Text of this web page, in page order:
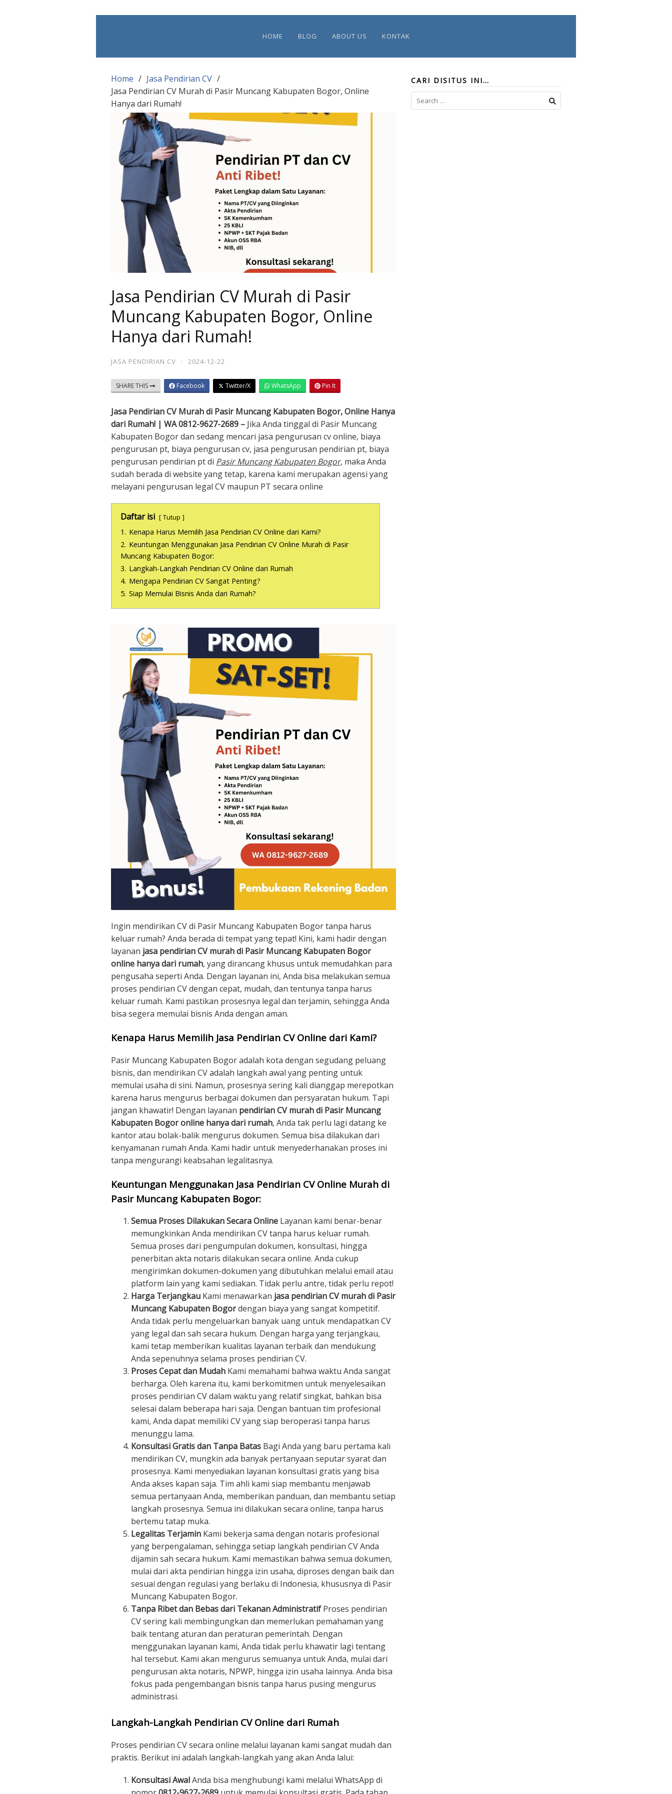
HOME BLOG ABOUT US KONTAK
Home
Jasa Pendirian CV
Jasa Pendirian CV Murah di Pasir Muncang Kabupaten Bogor, Online
Hanya dari Rumah!
Jasa Pendirian CV Murah di Pasir
Muncang Kabupaten Bogor, Online
Hanya dari Rumah!
JASA PENDIRIAN CV · 2024-12-22
SHARE THIS Facebook Twitter/X WhatsApp Pin It
Jasa Pendirian CV Murah di Pasir Muncang Kabupaten Bogor, Online Hanya
dari Rumah! | WA 0812-9627-2689 – Jika Anda tinggal di Pasir Muncang
Kabupaten Bogor dan sedang mencari jasa pengurusan cv online, biaya
pengurusan pt, biaya pengurusan cv, jasa pengurusan pendirian pt, biaya
pengurusan pendirian pt di Pasir Muncang Kabupaten Bogor, maka Anda
sudah berada di website yang tetap, karena kami merupakan agensi yang
melayani pengurusan legal CV maupun PT secara online
Daftar isi Tutup
1. Kenapa Harus Memilih Jasa Pendirian CV Online dari Kami?
2. Keuntungan Menggunakan Jasa Pendirian CV Online Murah di Pasir
Muncang Kabupaten Bogor:
3. Langkah-Langkah Pendirian CV Online dari Rumah
4. Mengapa Pendirian CV Sangat Penting?
5. Siap Memulai Bisnis Anda dari Rumah?
Ingin mendirikan CV di Pasir Muncang Kabupaten Bogor tanpa harus
keluar rumah? Anda berada di tempat yang tepat! Kini, kami hadir dengan
layanan jasa pendirian CV murah di Pasir Muncang Kabupaten Bogor
online hanya dari rumah, yang dirancang khusus untuk memudahkan para
pengusaha seperti Anda. Dengan layanan ini, Anda bisa melakukan semua
proses pendirian CV dengan cepat, mudah, dan tentunya tanpa harus
keluar rumah. Kami pastikan prosesnya legal dan terjamin, sehingga Anda
bisa segera memulai bisnis Anda dengan aman.
Kenapa Harus Memilih Jasa Pendirian CV Online dari Kami?
Pasir Muncang Kabupaten Bogor adalah kota dengan segudang peluang
bisnis, dan mendirikan CV adalah langkah awal yang penting untuk
memulai usaha di sini. Namun, prosesnya sering kali dianggap merepotkan
karena harus mengurus berbagai dokumen dan persyaratan hukum. Tapi
jangan khawatir! Dengan layanan pendirian CV murah di Pasir Muncang
Kabupaten Bogor online hanya dari rumah, Anda tak perlu lagi datang ke
kantor atau bolak-balik mengurus dokumen. Semua bisa dilakukan dari
kenyamanan rumah Anda. Kami hadir untuk menyederhanakan proses ini
tanpa mengurangi keabsahan legalitasnya.
Keuntungan Menggunakan Jasa Pendirian CV Online Murah di
Pasir Muncang Kabupaten Bogor:
Semua Proses Dilakukan Secara Online Layanan kami benar-benar
memungkinkan Anda mendirikan CV tanpa harus keluar rumah.
Semua proses dari pengumpulan dokumen, konsultasi, hingga
penerbitan akta notaris dilakukan secara online. Anda cukup
mengirimkan dokumen-dokumen yang dibutuhkan melalui email atau
platform lain yang kami sediakan. Tidak perlu antre, tidak perlu repot!
Harga Terjangkau Kami menawarkan jasa pendirian CV murah di Pasir
Muncang Kabupaten Bogordengan biaya yang sangat kompetitif.
Anda tidak perlu mengeluarkan banyak uang untuk mendapatkan CV
yang legal dan sah secara hukum. Dengan harga yang terjangkau,
kami tetap memberikan kualitas layanan terbaik dan mendukung
Anda sepenuhnya selama proses pendirian CV.
Proses Cepat dan Mudah Kami memahami bahwa waktu Anda sangat
berharga. Oleh karena itu, kami berkomitmen untuk menyelesaikan
proses pendirian CV dalam waktu yang relatif singkat, bahkan bisa
selesai dalam beberapa hari saja. Dengan bantuan tim profesional
kami, Anda dapat memiliki CV yang siap beroperasi tanpa harus
menunggu lama.
Konsultasi Gratis dan Tanpa Batas Bagi Anda yang baru pertama kali
mendirikan CV, mungkin ada banyak pertanyaan seputar syarat dan
prosesnya. Kami menyediakan layanan konsultasi gratis yang bisa
Anda akses kapan saja. Tim ahli kami siap membantu menjawab
semua pertanyaan Anda, memberikan panduan, dan membantu setiap
langkah prosesnya. Semua ini dilakukan secara online, tanpa harus
bertemu tatap muka.
Legalitas Terjamin Kami bekerja sama dengan notaris profesional
yang berpengalaman, sehingga setiap langkah pendirian CV Anda
dijamin sah secara hukum. Kami memastikan bahwa semua dokumen,
mulai dari akta pendirian hingga izin usaha, diproses dengan baik dan
sesuai dengan regulasi yang berlaku di Indonesia, khususnya di Pasir
Muncang Kabupaten Bogor.
Tanpa Ribet dan Bebas dari Tekanan AdministratifProses pendirian
CV sering kali membingungkan dan memerlukan pemahaman yang
baik tentang aturan dan peraturan pemerintah. Dengan
menggunakan layanan kami, Anda tidak perlu khawatir lagi tentang
hal tersebut. Kami akan mengurus semuanya untuk Anda, mulai dari
pengurusan akta notaris, NPWP, hingga izin usaha lainnya. Anda bisa
fokus pada pengembangan bisnis tanpa harus pusing mengurus
administrasi.
Langkah-Langkah Pendirian CV Online dari Rumah
Proses pendirian CV secara online melalui layanan kami sangat mudah dan
praktis. Berikut ini adalah langkah-langkah yang akan Anda lalui:
Konsultasi AwalAnda bisa menghubungi kami melalui WhatsApp di
CARI DISITUS INI…
Search
for: